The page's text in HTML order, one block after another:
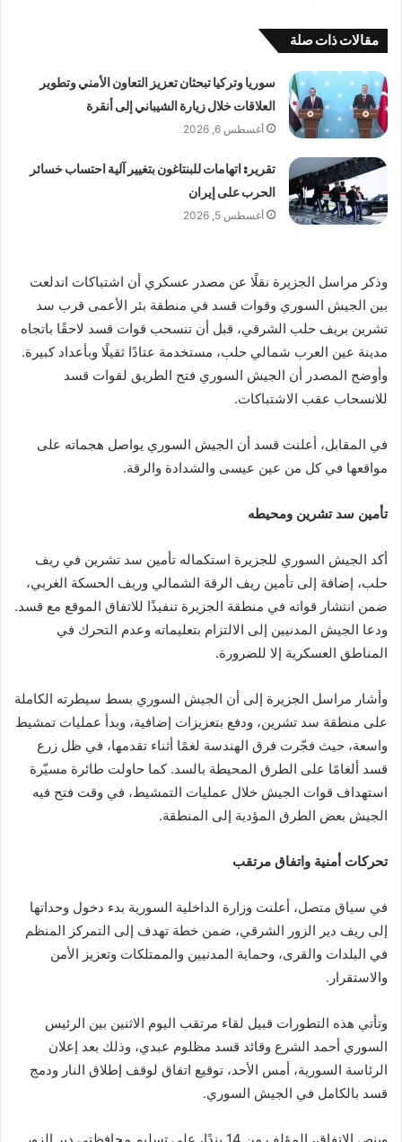
مقالات ذات صلة
سوريا وتركيا تبحثان تعزيز التعاون الأمني وتطوير
العلاقات خلال زيارة الشيباني إلى أنقرة
أغسطس 6, 2026
تقرير: اتهامات للبنتاغون بتغيير آلية احتساب خسائر
الحرب على إيران
أغسطس 5, 2026
وذكر مراسل الجزيرة نقلًا عن مصدر عسكري أن اشتباكات اندلعت
بين الجيش السوري وقوات قسد في منطقة بئر الأعمى قرب سد
تشرين بريف حلب الشرقي، قبل أن تنسحب قوات قسد لاحقًا باتجاه
مدينة عين العرب شمالي حلب، مستخدمة عتادًا ثقيلًا وبأعداد كبيرة.
وأوضح المصدر أن الجيش السوري فتح الطريق لقوات قسد
للانسحاب عقب الاشتباكات.
في المقابل، أعلنت قسد أن الجيش السوري يواصل هجماته على
مواقعها في كل من عين عيسى والشدادة والرقة.
تأمين سد تشرين ومحيطه
أكد الجيش السوري للجزيرة استكماله تأمين سد تشرين في ريف
حلب، إضافة إلى تأمين ريف الرقة الشمالي وريف الحسكة الغربي،
ضمن انتشار قواته في منطقة الجزيرة تنفيذًا للاتفاق الموقع مع قسد.
ودعا الجيش المدنيين إلى الالتزام بتعليماته وعدم التحرك في
المناطق العسكرية إلا للضرورة.
وأشار مراسل الجزيرة إلى أن الجيش السوري بسط سيطرته الكاملة
على منطقة سد تشرين، ودفع بتعزيزات إضافية، وبدأ عمليات تمشيط
واسعة، حيث فجّرت فرق الهندسة لغمًا أثناء تقدمها، في ظل زرع
قسد ألغامًا على الطرق المحيطة بالسد. كما حاولت طائرة مسيّرة
استهداف قوات الجيش خلال عمليات التمشيط، في وقت فتح فيه
الجيش بعض الطرق المؤدية إلى المنطقة.
تحركات أمنية واتفاق مرتقب
في سياق متصل، أعلنت وزارة الداخلية السورية بدء دخول وحداتها
إلى ريف دير الزور الشرقي، ضمن خطة تهدف إلى التمركز المنظم
في البلدات والقرى، وحماية المدنيين والممتلكات وتعزيز الأمن
والاستقرار.
وتأتي هذه التطورات قبيل لقاء مرتقب اليوم الاثنين بين الرئيس
السوري أحمد الشرع وقائد قسد مظلوم عبدي، وذلك بعد إعلان
الرئاسة السورية، أمس الأحد، توقيع اتفاق لوقف إطلاق النار ودمج
قسد بالكامل في الجيش السوري.